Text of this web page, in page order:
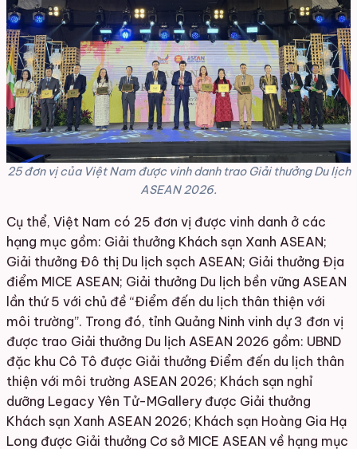
25 đơn vị của Việt Nam được vinh danh trao Giải thưởng Du lịch
ASEAN 2026.
Cụ thể, Việt Nam có 25 đơn vị được vinh danh ở các
hạng mục gồm: Giải thưởng Khách sạn Xanh ASEAN;
Giải thưởng Đô thị Du lịch sạch ASEAN; Giải thưởng Địa
điểm MICE ASEAN; Giải thưởng Du lịch bền vững ASEAN
lần thứ 5 với chủ đề “Điểm đến du lịch thân thiện với
môi trường”. Trong đó, tỉnh Quảng Ninh vinh dự 3 đơn vị
được trao Giải thưởng Du lịch ASEAN 2026 gồm: UBND
đặc khu Cô Tô được Giải thưởng Điểm đến du lịch thân
thiện với môi trường ASEAN 2026; Khách sạn nghỉ
dưỡng Legacy Yên Tử-MGallery được Giải thưởng
Khách sạn Xanh ASEAN 2026; Khách sạn Hoàng Gia Hạ
Long được Giải thưởng Cơ sở MICE ASEAN về hạng mục